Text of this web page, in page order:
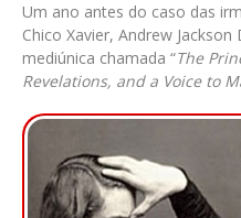
Um ano antes do caso das
Chico Xavier, Andrew
mediúnica chamada “The
Revelations, and a Voice to